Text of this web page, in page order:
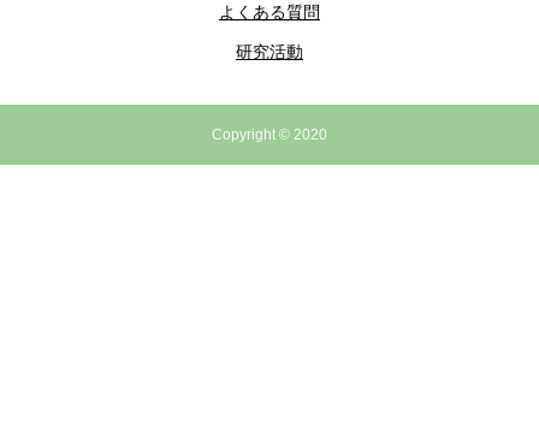
よくある質問
研究活動
Copyright © 2020